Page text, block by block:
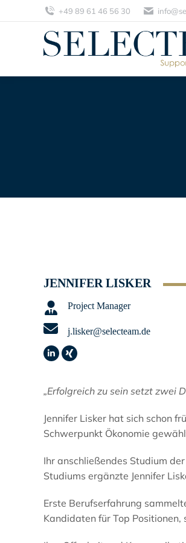
+49 89 61 46 56 30
JENNIFER LISKER
Project Manager
j.lisker@selecteam.de
Linkedin
XING
„Erfolgreich zu sein setzt zwei
Jennifer Lisker hat sich schon
Schwerpunkt Ökonomie
Ihr anschließendes Studium
Studiums ergänzte Jennifer
Erste Berufserfahrung
Kandidaten für Top